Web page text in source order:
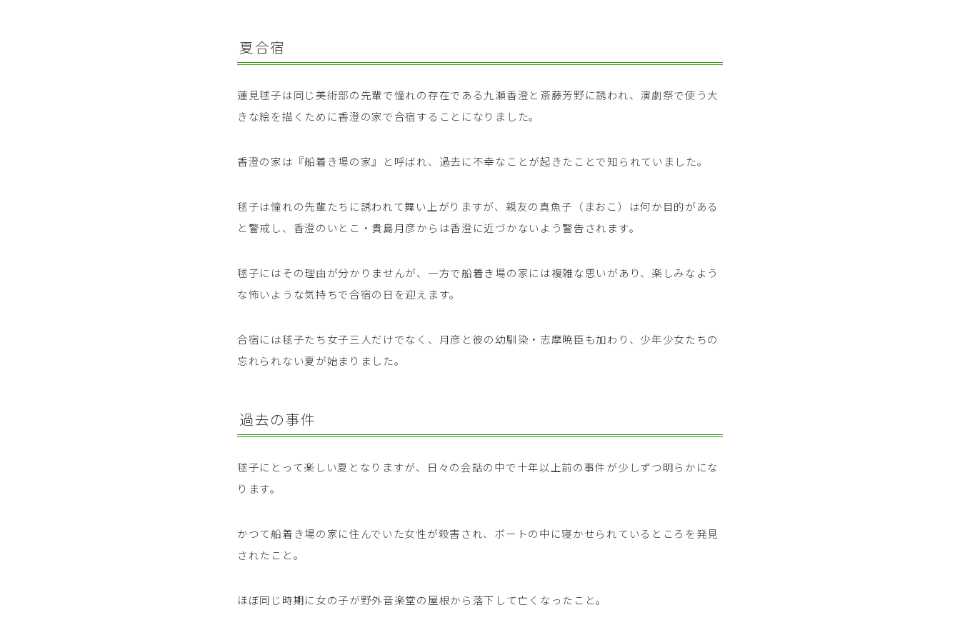
夏合宿
蓮見毬子は同じ美術部の先輩で憧れの存在である九瀬香澄と斎藤芳野に誘われ、演劇祭で使う大
きな絵を描くために香澄の家で合宿することになりました。
香澄の家は『船着き場の家』と呼ばれ、過去に不幸なことが起きたことで知られていました。
毬子は憧れの先輩たちに誘われて舞い上がりますが、親友の真魚子（まおこ）は何か目的がある
と警戒し、香澄のいとこ・貴島月彦からは香澄に近づかないよう警告されます。
毬子にはその理由が分かりませんが、一方で船着き場の家には複雑な思いがあり、楽しみなよう
な怖いような気持ちで合宿の日を迎えます。
合宿には毬子たち女子三人だけでなく、月彦と彼の幼馴染・志摩暁臣も加わり、少年少女たちの
忘れられない夏が始まりました。
過去の事件
毬子にとって楽しい夏となりますが、日々の会話の中で十年以上前の事件が少しずつ明らかにな
ります。
かつて船着き場の家に住んでいた女性が殺害され、ボートの中に寝かせられているところを発見
されたこと。
ほぼ同じ時期に女の子が野外音楽堂の屋根から落下して亡くなったこと。